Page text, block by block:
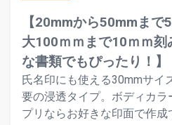
【20mmから50mmま
大100ｍｍまで10ｍｍ
な書類でもぴったり！】
氏名印にも使える30mmサイ
要の浸透タイプ。ボディカ
プリならお好きな印面で作成